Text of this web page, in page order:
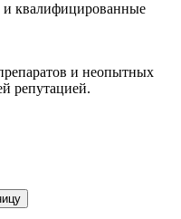
квалифицированные
и неопытных
репутацией.